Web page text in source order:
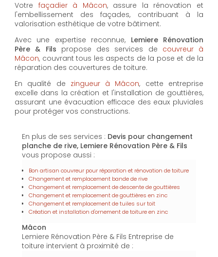
Votre façadier à Mâcon, assure la rénovation et
l'embellissement des façades, contribuant à la
valorisation esthétique de votre bâtiment.
Avec une expertise reconnue, Lemiere Rénovation
Père & Fils propose des services de couvreur à
Mâcon, couvrant tous les aspects de la pose et de la
réparation des couvertures de toiture.
En qualité de zingueur à Mâcon, cette entreprise
excelle dans la création et l'installation de gouttières,
assurant une évacuation efficace des eaux pluviales
pour protéger vos constructions.
En plus de ses services : Devis pour changement
planche de rive, Lemiere Rénovation Père & Fils
vous propose aussi :
Bon artisan couvreur pour réparation et rénovation de toiture
Changement et remplacement bande de rive
Changement et remplacement de descente de gouttières
Changement et remplacement de gouttières en zinc
Changement et remplacement de tuiles sur toit
Création et installation d'ornement de toiture en zinc
Mâcon
Lemiere Rénovation Père & Fils Entreprise de
toiture intervient à proximité de :